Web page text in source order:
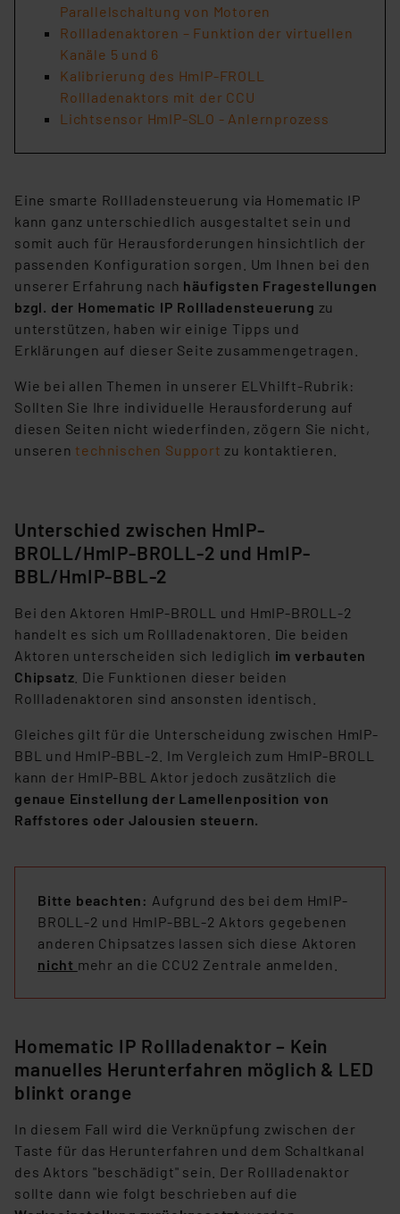
Parallelschaltung von Motoren
Rollladenaktoren – Funktion der virtuellen
Kanäle 5 und 6
Kalibrierung des HmIP-FROLL
Rollladenaktors mit der CCU
Lichtsensor HmIP-SLO - Anlernprozess
Eine smarte Rollladensteuerung via Homematic IP
kann ganz unterschiedlich ausgestaltet sein und
somit auch für Herausforderungen hinsichtlich der
passenden Konfiguration sorgen. Um Ihnen bei den
unserer Erfahrung nach häufigsten Fragestellungen
bzgl. der Homematic IP Rollladensteuerung zu
unterstützen, haben wir einige Tipps und
Erklärungen auf dieser Seite zusammengetragen.
Wie bei allen Themen in unserer ELVhilft-Rubrik:
Sollten Sie Ihre individuelle Herausforderung auf
diesen Seiten nicht wiederfinden, zögern Sie nicht,
unserentechnischen Support zu kontaktieren.
Unterschied zwischen HmIP-
BROLL/HmIP-BROLL-2 und HmIP-
BBL/HmIP-BBL-2
Bei den Aktoren HmIP-BROLL und HmIP-BROLL-2
handelt es sich um Rollladenaktoren. Die beiden
Aktoren unterscheiden sich lediglich im verbauten
Chipsatz . Die Funktionen dieser beiden
Rollladenaktoren sind ansonsten identisch.
Gleiches gilt für die Unterscheidung zwischen HmIP-
BBL und HmIP-BBL-2. Im Vergleich zum HmIP-BROLL
kann der HmIP-BBL Aktor jedoch zusätzlich die
genaue Einstellung der Lamellenposition von
Raffstores oder Jalousien steuern.
Bitte beachten: Aufgrund des bei dem HmIP-
BROLL-2 und HmIP-BBL-2 Aktors gegebenen
anderen Chipsatzes lassen sich diese Aktoren
nicht mehr an die CCU2 Zentrale anmelden.
Homematic IP Rollladenaktor – Kein
manuelles Herunterfahren möglich & LED
blinkt orange
In diesem Fall wird die Verknüpfung zwischen der
Taste für das Herunterfahren und dem Schaltkanal
des Aktors "beschädigt" sein. Der Rollladenaktor
sollte dann wie folgt beschrieben auf die